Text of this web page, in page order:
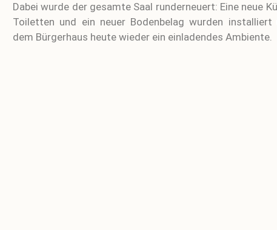
Dabei wurde der gesamte Saal runderneuert: Eine neue
Toiletten und ein neuer Bodenbelag wurden installiert
dem Bürgerhaus heute wieder ein einladendes Ambiente.